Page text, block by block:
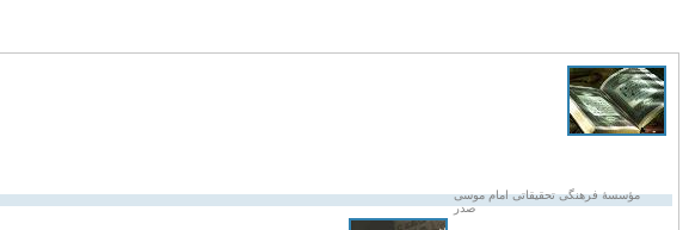
مؤسسۀ فرهنگی تحقیقاتی امام موسی
صدر